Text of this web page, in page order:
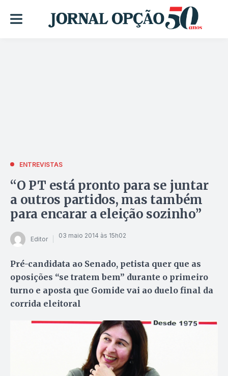
ENTREVISTAS
“O PT está pronto para se juntar
a outros partidos, mas também
para encarar a eleição sozinho”
Editor 03 maio 2014 às 15h02
Pré-candidata ao Senado, petista quer que as
oposições “se tratem bem” durante o primeiro
turno e aposta que Gomide vai ao duelo final da
corrida eleitoral